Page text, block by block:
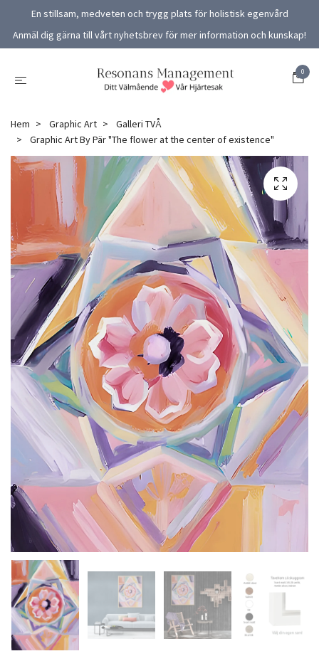
En stillsam, medveten och trygg plats för holistisk egenvård
Anmäl dig gärna till vårt nyhetsbrev för mer information och kunskap!
0
Hem Graphic Art
Galleri TVÅ
Graphic Art By Pär "The flower at the center of existence"